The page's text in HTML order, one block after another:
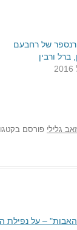
של רחבעם
ברל ורבין
זאב גלילי פורסם
– על נפילת